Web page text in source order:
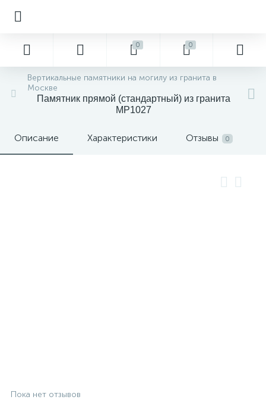
0 0
Вертикальные памятники на могилу из гранита в
Москве
Памятник прямой (стандартный) из гранита
MP1027
Описание Характеристики Отзывы 0
Пока нет отзывов